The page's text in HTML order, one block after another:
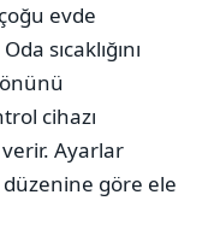
evde
sıcaklığını
cihazı
Ayarlar
düzenine göre ele